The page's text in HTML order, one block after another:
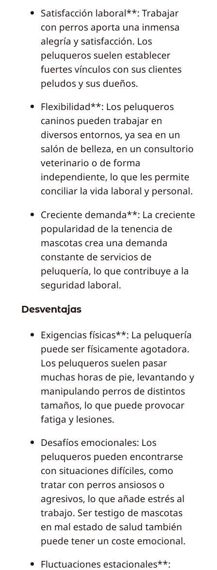
Satisfacción laboral**: Trabajar
con perros aporta una inmensa
alegría y satisfacción. Los
peluqueros suelen establecer
fuertes vínculos con sus clientes
peludos y sus dueños.
Flexibilidad**: Los peluqueros
caninos pueden trabajar en
diversos entornos, ya sea en un
salón de belleza, en un consultorio
veterinario o de forma
independiente, lo que les permite
conciliar la vida laboral y personal.
Creciente demanda**: La creciente
popularidad de la tenencia de
mascotas crea una demanda
constante de servicios de
peluquería, lo que contribuye a la
seguridad laboral.
Desventajas
Exigencias físicas**: La peluquería
puede ser físicamente agotadora.
Los peluqueros suelen pasar
muchas horas de pie, levantando y
manipulando perros de distintos
tamaños, lo que puede provocar
fatiga y lesiones.
Desafíos emocionales: Los
peluqueros pueden encontrarse
con situaciones difíciles, como
tratar con perros ansiosos o
agresivos, lo que añade estrés al
trabajo. Ser testigo de mascotas
en mal estado de salud también
puede tener un coste emocional.
Fluctuaciones estacionales**: